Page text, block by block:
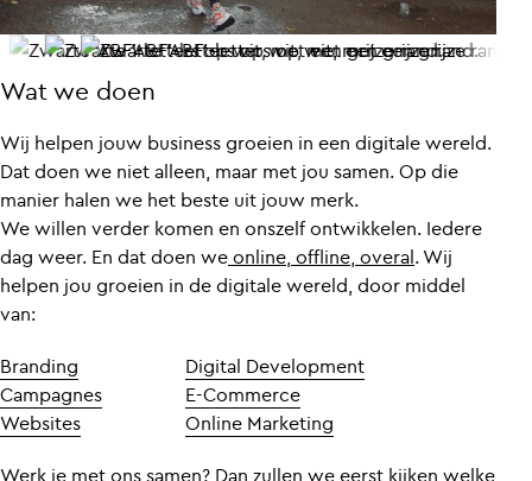
Wat we doen
Wij helpen jouw business groeien in een digitale wereld.
Dat doen we niet alleen, maar met jou samen. Op die
manier halen we het beste uit jouw merk.
We willen verder komen en onszelf ontwikkelen. Iedere
dag weer. En dat doen we online, offline, overal. Wij
helpen jou groeien in de digitale wereld, door middel
van:
Branding
Campagnes
Websites
Digital Development
E-Commerce
Online Marketing
Werk je met ons samen? Dan zullen we eerst kijken welke